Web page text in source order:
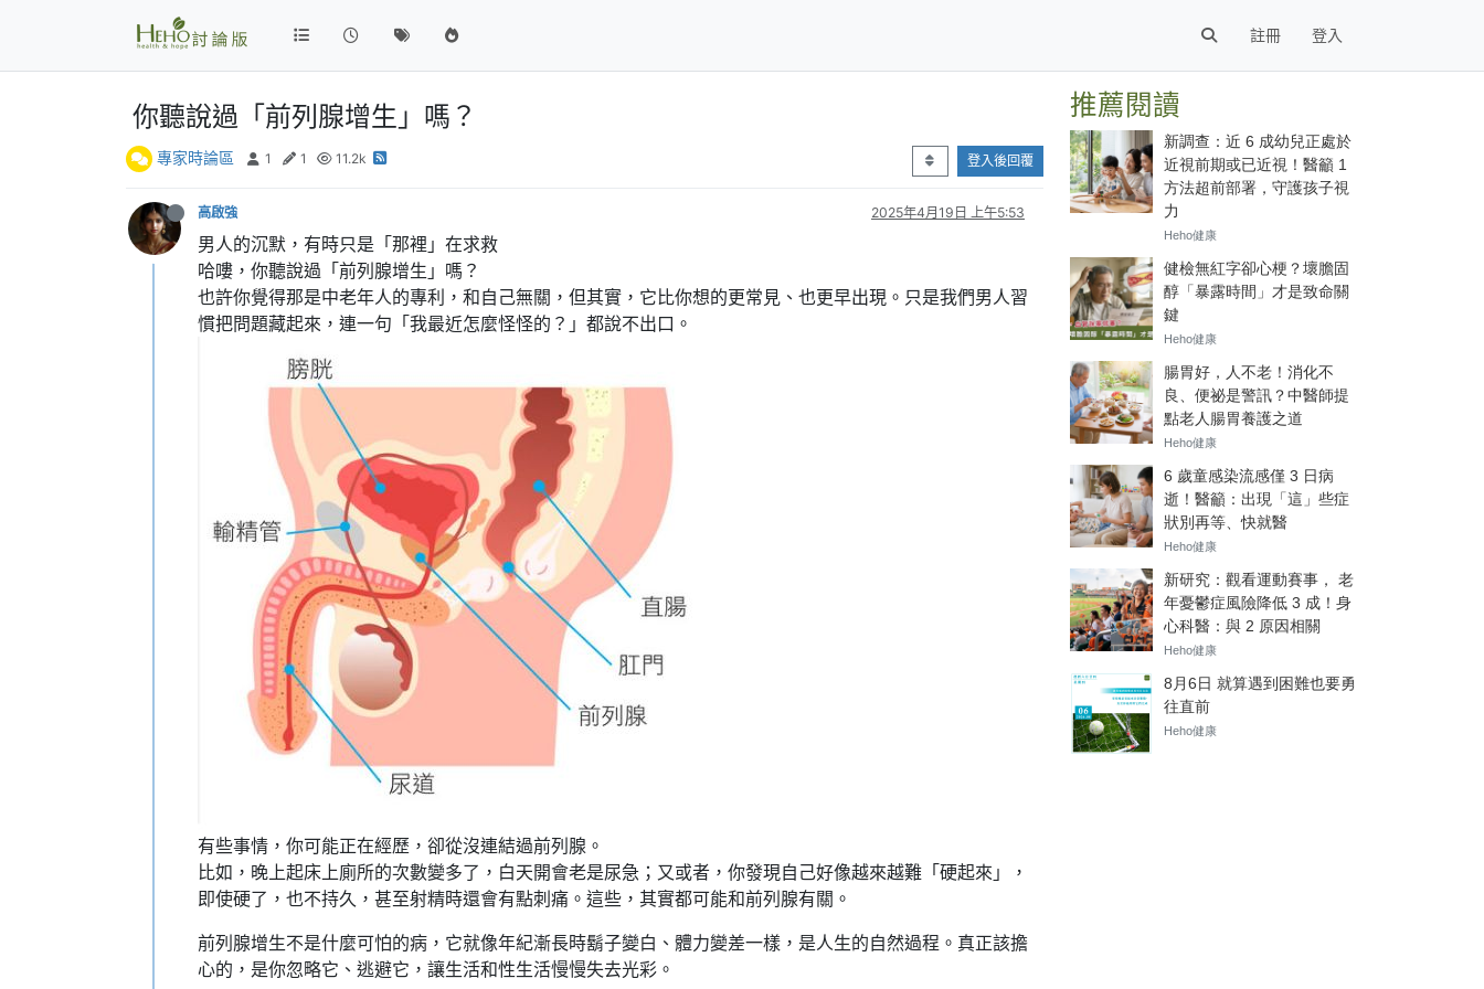
註冊 登入
你聽說過「前列腺增生」嗎？
專家時論區 1 1 11.2k 登入後回覆
高啟強 2025年4月19日 上午5:53
男人的沉默，有時只是「那裡」在求救
哈嘍，你聽說過「前列腺增生」嗎？
也許你覺得那是中老年人的專利，和自己無關，但其實，它比你想的更常見、也更早出現。只是我們男人習
慣把問題藏起來，連一句「我最近怎麼怪怪的？」都說不出口。
有些事情，你可能正在經歷，卻從沒連結過前列腺。
比如，晚上起床上廁所的次數變多了，白天開會老是尿急；又或者，你發現自己好像越來越難「硬起來」，
即使硬了，也不持久，甚至射精時還會有點刺痛。這些，其實都可能和前列腺有關。
前列腺增生不是什麼可怕的病，它就像年紀漸長時鬍子變白、體力變差一樣，是人生的自然過程。真正該擔
心的，是你忽略它、逃避它，讓生活和性生活慢慢失去光彩。
推薦閱讀